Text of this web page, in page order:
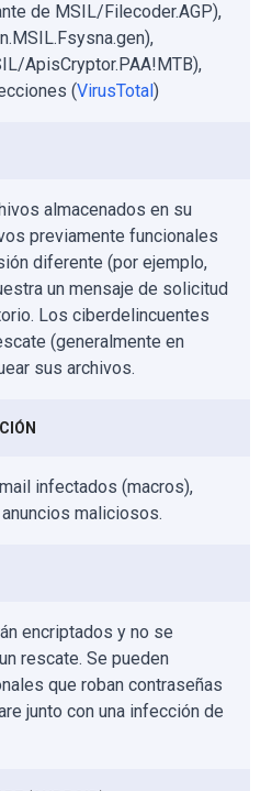
de MSIL/Filecoder.AGP),
ApisCryptor.PAA!MTB),
(VirusTotal)
almacenados en su
previamente funcionales
diferente (por ejemplo,
un mensaje de solicitud
Los ciberdelincuentes
(generalmente en
sus archivos.
infectados (macros),
maliciosos.
encriptados y no se
rescate. Se pueden
que roban contraseñas
junto con una infección de